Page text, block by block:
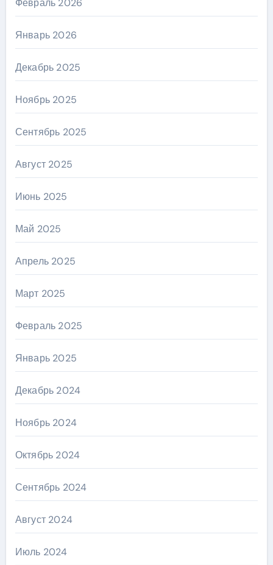
Февраль 2026
Январь 2026
Декабрь 2025
Ноябрь 2025
Сентябрь 2025
Август 2025
Июнь 2025
Май 2025
Апрель 2025
Март 2025
Февраль 2025
Январь 2025
Декабрь 2024
Ноябрь 2024
Октябрь 2024
Сентябрь 2024
Август 2024
Июль 2024